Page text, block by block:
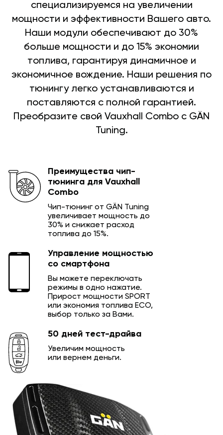
специализируемся на увеличении
мощности и эффективности Вашего авто.
Наши модули обеспечивают до 30%
больше мощности и до 15% экономии
топлива, гарантируя динамичное и
экономичное вождение. Наши решения по
тюнингу легко устанавливаются и
поставляются с полной гарантией.
Преобразите свой Vauxhall Combo с GÄN
Tuning.
Преимущества чип-
тюнинга для Vauxhall
Combo
Чип-тюнинг от GÄN Tuning
увеличивает мощность до
30% и снижает расход
топлива до 15%.
Управление мощностью
со смартфона
Вы можете переключать
режимы в одно нажатие.
Прирост мощности SPORT
или экономия топлива ECO,
выбор только за Вами.
50 дней тест-драйва
Увеличим мощность
или вернем деньги.